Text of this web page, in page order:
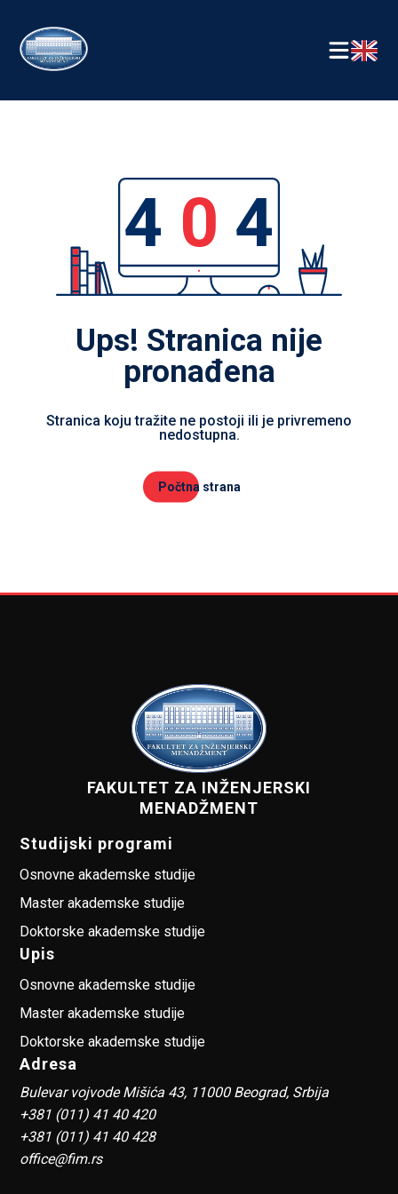
4 0 4
Ups! Stranica nije
pronađena
Stranica koju tražite ne postoji ili je privremeno
nedostupna.
Počtna strana
FAKULTET ZA INŽENJERSKI
MENADŽMENT
Studijski programi
Osnovne akademske studije
Master akademske studije
Doktorske akademske studije
Upis
Osnovne akademske studije
Master akademske studije
Doktorske akademske studije
Adresa
Bulevar vojvode Mišića 43, 11000 Beograd, Srbija
+381 (011) 41 40 420
+381 (011) 41 40 428
office@fim.rs